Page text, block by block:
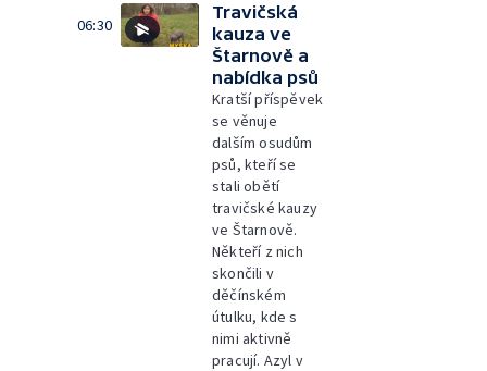
06:30
Travičská
kauza ve
Štarnově a
nabídka psů
Kratší příspěvek
se věnuje
dalším osudům
psů, kteří se
stali obětí
travičské kauzy
ve Štarnově.
Někteří z nich
skončili v
děčínském
útulku, kde s
nimi aktivně
pracují. Azyl v